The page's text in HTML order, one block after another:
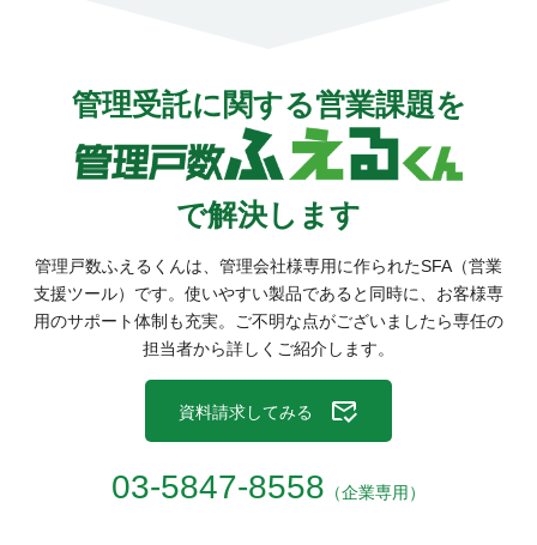
管理受託に関する営業課題を
で解決します
管理戸数ふえるくんは、管理会社様専用に作られたSFA（営業
支援ツール）です。 使いやすい製品であると同時に、お客様専
用のサポート体制も充実。
ご不明な点がございましたら専任の
担当者から詳しくご紹介します。
資料請求してみる
03-5847-8558 （企業専用）